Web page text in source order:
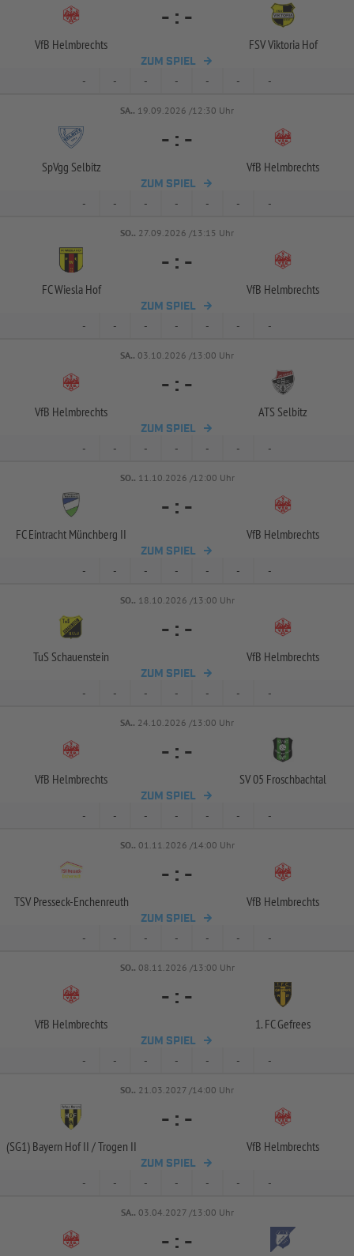
VfB Helmbrechts
- : -
FSV Viktoria Hof
ZUM SPIEL
- - - - - - -
SA.. 19.09.2026 /12:30 Uhr
SpVgg Selbitz
- : -
VfB Helmbrechts
ZUM SPIEL
- - - - - - -
SO.. 27.09.2026 /13:15 Uhr
FC Wiesla Hof
- : -
VfB Helmbrechts
ZUM SPIEL
- - - - - - -
SA.. 03.10.2026 /13:00 Uhr
VfB Helmbrechts
- : -
ATS Selbitz
ZUM SPIEL
- - - - - - -
SO.. 11.10.2026 /12:00 Uhr
FC Eintracht Münchberg II
- : -
VfB Helmbrechts
ZUM SPIEL
- - - - - - -
SO.. 18.10.2026 /13:00 Uhr
TuS Schauenstein
- : -
VfB Helmbrechts
ZUM SPIEL
- - - - - - -
SA.. 24.10.2026 /13:00 Uhr
VfB Helmbrechts
- : -
SV 05 Froschbachtal
ZUM SPIEL
- - - - - - -
SO.. 01.11.2026 /14:00 Uhr
TSV Presseck-Enchenreuth
- : -
VfB Helmbrechts
ZUM SPIEL
- - - - - - -
SO.. 08.11.2026 /13:00 Uhr
VfB Helmbrechts
- : -
1. FC Gefrees
ZUM SPIEL
- - - - - - -
SO.. 21.03.2027 /14:00 Uhr
(SG1) Bayern Hof II /Trogen II
- : -
VfB Helmbrechts
ZUM SPIEL
- - - - - - -
SA.. 03.04.2027 /13:00 Uhr
- : -